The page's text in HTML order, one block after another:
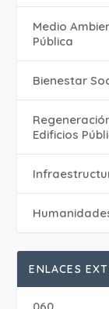
Medio
Pública
Bienestar
Edificios
ENLACES